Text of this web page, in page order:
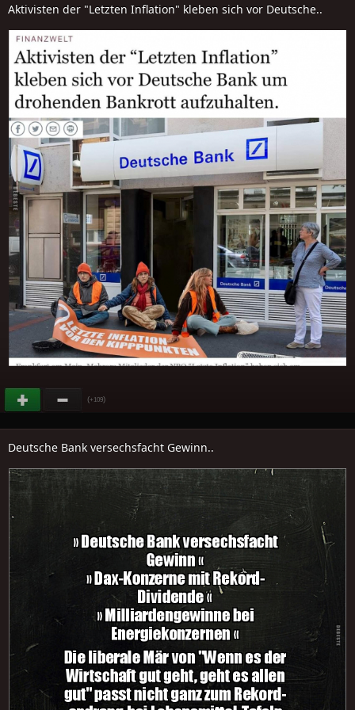
Aktivisten der "Letzten Inflation" kleben sich vor Deutsche..
(+109)
Deutsche Bank versechsfacht Gewinn..